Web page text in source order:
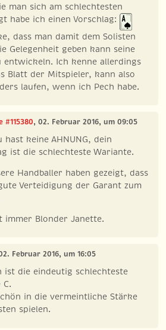
man sich am schlechtesten
habe ich einen Vorschlag:
dass man damit dem Solisten
Gelegenheit geben kann seine
entwickeln. Ich kenne allerdings
Blatt der Mitspieler, kann also
laufen, wenn ich Pech habe.
#115380, 02. Februar 2016, um 09:05
hast keine AHNUNG, dein
ist die schlechteste Wariante.
Handballer haben gezeigt, dass
Verteidigung der Garant zum
immer Blonder Janette.
Februar 2016, um 16:05
ist die eindeutig schlechteste
C.
in die vermeintliche Stärke
spielen.